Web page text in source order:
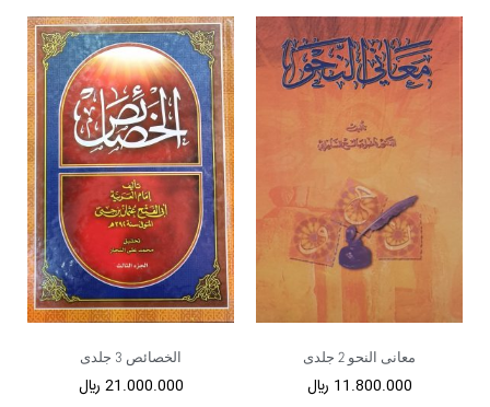
معانی النحو 2 جلدی
11.800.000 ﷼
الخصائص 3 جلدی
21.000.000 ﷼